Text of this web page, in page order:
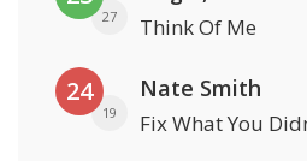
27 Think Of Me
24
19
Nate Smith
Fix What You